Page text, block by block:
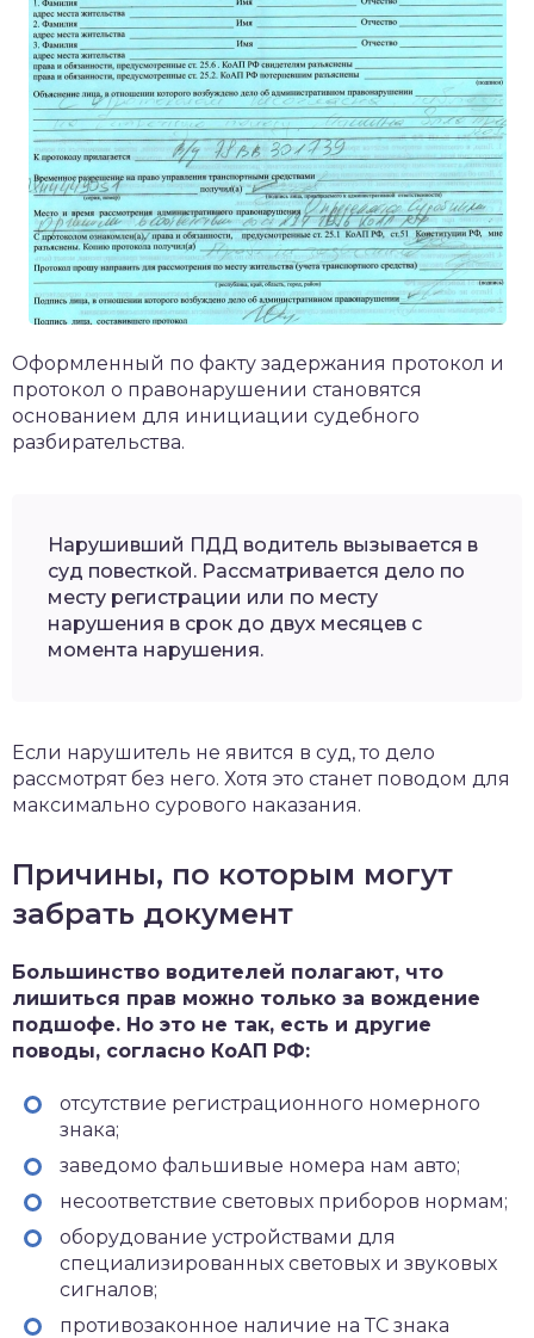
Оформленный по факту задержания протокол и
протокол о правонарушении становятся
основанием для инициации судебного
разбирательства.
Нарушивший ПДД водитель вызывается в
суд повесткой. Рассматривается дело по
месту регистрации или по месту
нарушения в срок до двух месяцев с
момента нарушения.
Если нарушитель не явится в суд, то дело
рассмотрят без него. Хотя это станет поводом для
максимально сурового наказания.
Причины, по которым могут
забрать документ
Большинство водителей полагают, что
лишиться прав можно только за вождение
подшофе. Но это не так, есть и другие
поводы, согласно КоАП РФ:
отсутствие регистрационного номерного
знака;
заведомо фальшивые номера нам авто;
несоответствие световых приборов нормам;
оборудование устройствами для
специализированных световых и звуковых
сигналов;
противозаконное наличие на ТС знака